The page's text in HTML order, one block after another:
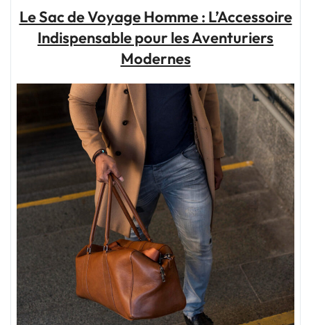
Le Sac de Voyage Homme : L’Accessoire
Indispensable pour les Aventuriers
Modernes